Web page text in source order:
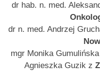
dr hab. n. med.
dr n. med. Andrzej
mgr Monika
Agnieszka Guzik z